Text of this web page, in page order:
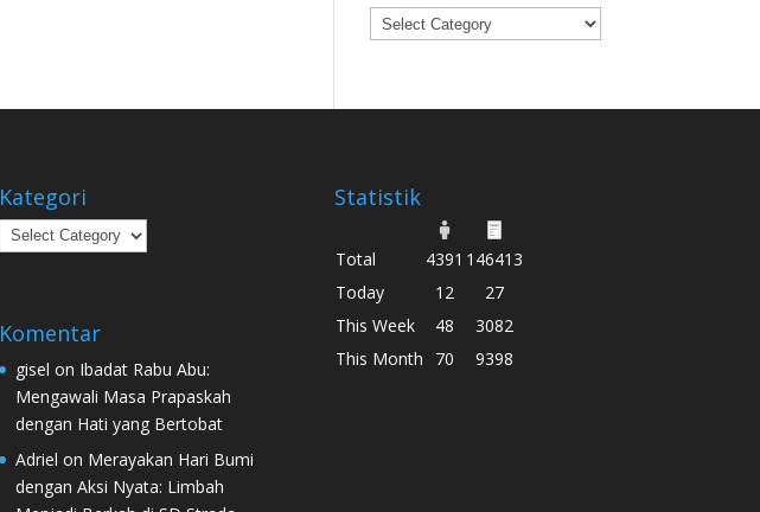
Categories
Kategori
Kategori
Komentar
gisel on Ibadat Rabu Abu:
Mengawali Masa Prapaskah
dengan Hati yang Bertobat
Adriel on Merayakan Hari Bumi
dengan Aksi Nyata: Limbah
Statistik
Total 4391 146413
Today
12
27
This Week
48
3082
This Month
70 9398